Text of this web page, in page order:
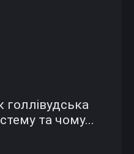
голлівудська
та чому...